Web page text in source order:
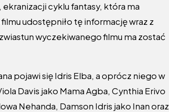
ekranizacji cyklu fantasy, która ma
udostępniło tę informację wraz z
wyczekiwanego filmu ma zostać
pojawi się Idris Elba, a oprócz niego w
Davis jako Mama Agba, Cynthia Erivo
Nehanda, Damson Idris jako Inan oraz